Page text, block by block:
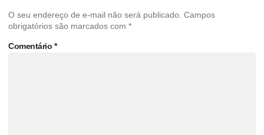
O seu endereço de e-mail não será publicado. Campos
obrigatórios são marcados com *
Comentário *